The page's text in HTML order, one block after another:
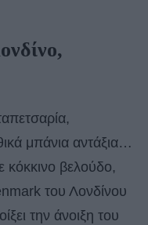
μπάνια αντάξια…
βελούδο,
του Λονδίνου
την άνοιξη του